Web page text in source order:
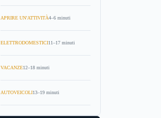
APRIRE UN'ATTIVITÀ4–6 minuti
ELETTRODOMESTICI11–17 minuti
VACANZE12–18 minuti
AUTOVEICOLI13–19 minuti